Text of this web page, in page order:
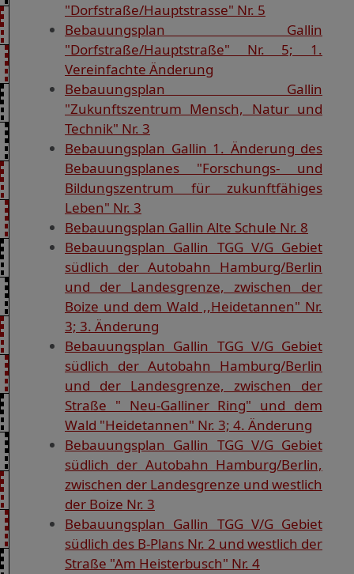
"Dorfstraße/Hauptstrasse" Nr. 5
Bebauungsplan Gallin
"Dorfstraße/Hauptstraße" Nr. 5; 1.
Vereinfachte Änderung
Bebauungsplan Gallin
"Zukunftszentrum Mensch, Natur und
Technik" Nr. 3
Bebauungsplan Gallin 1. Änderung des
Bebauungsplanes "Forschungs- und
Bildungszentrum für zukunftfähiges
Leben" Nr. 3
Bebauungsplan Gallin Alte Schule Nr. 8
Bebauungsplan Gallin TGG V/G Gebiet
südlich der Autobahn Hamburg/Berlin
und der Landesgrenze, zwischen der
Boize und dem Wald ,,Heidetannen" Nr.
3; 3. Änderung
Bebauungsplan Gallin TGG V/G Gebiet
südlich der Autobahn Hamburg/Berlin
und der Landesgrenze, zwischen der
Straße " Neu-Galliner Ring" und dem
Wald "Heidetannen" Nr. 3; 4. Änderung
Bebauungsplan Gallin TGG V/G Gebiet
südlich der Autobahn Hamburg/Berlin,
zwischen der Landesgrenze und westlich
der Boize Nr. 3
Bebauungsplan Gallin TGG V/G Gebiet
südlich des B-Plans Nr. 2 und westlich der
Straße "Am Heisterbusch" Nr. 4